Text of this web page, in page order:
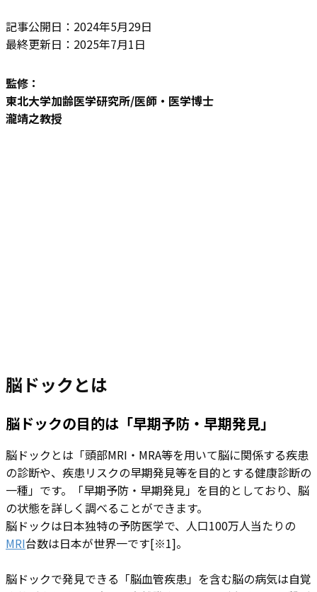
記事公開日：2024年5月29日
最終更新日：2025年7月1日
監修：
東北大学加齢医学研究所/医師・医学博士
瀧靖之教授
脳ドックとは
脳ドックの目的は「早期予防・早期発見」
脳ドックとは「頭部MRI・MRA等を用いて脳に関係する疾患
の診断や、疾患リスクの早期発見等を目的とする健康診断の
一種」です。「早期予防・早期発見」を目的としており、脳
の状態を詳しく調べることができます。
脳ドックは日本独特の予防医学で、人口100万人当たりの
MRI台数は日本が世界一です[※1]。
脳ドックで発見できる「脳血管疾患」を含む脳の病気は自覚